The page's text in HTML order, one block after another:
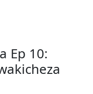
Ep 10: